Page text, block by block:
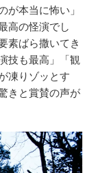
が本当に怖い」
高の怪演でし
素ばら撒いてき
技も最高」「観
凍りゾッとす
きと賞賛の声が